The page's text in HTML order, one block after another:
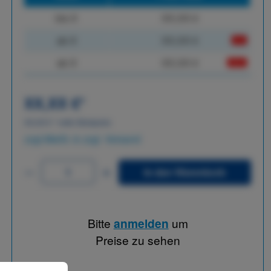
XX,XX €
In den Warenkorb
Bitte anmelden um
Preise zu sehen
Mehr Informationen ...